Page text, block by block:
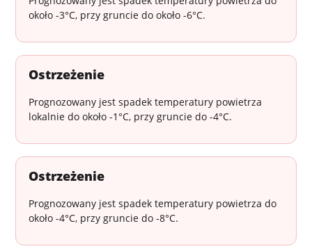
około -3°C, przy gruncie do około -6°C.
Ostrzeżenie
Prognozowany jest spadek temperatury powietrza
lokalnie do około -1°C, przy gruncie do -4°C.
Ostrzeżenie
Prognozowany jest spadek temperatury powietrza do
około -4°C, przy gruncie do -8°C.